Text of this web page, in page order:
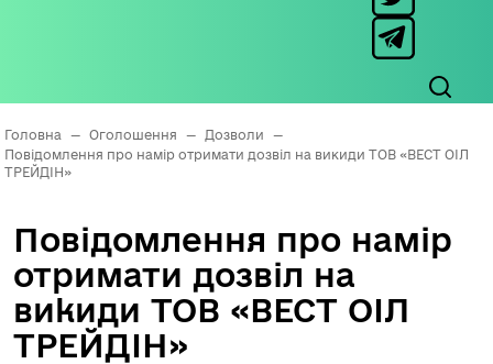
Головна — Оголошення — Дозволи
—
Повідомлення про намір отримати дозвіл на викиди ТОВ «ВЕСТ ОІЛ
ТРЕЙДІН»
Повідомлення про намір
отримати дозвіл на
викиди ТОВ «ВЕСТ ОІЛ
ТРЕЙДІН»